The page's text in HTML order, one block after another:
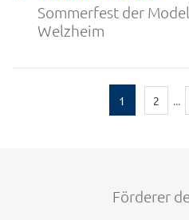
Sommerfest der
Welzheim
1 2 ...
Förderer